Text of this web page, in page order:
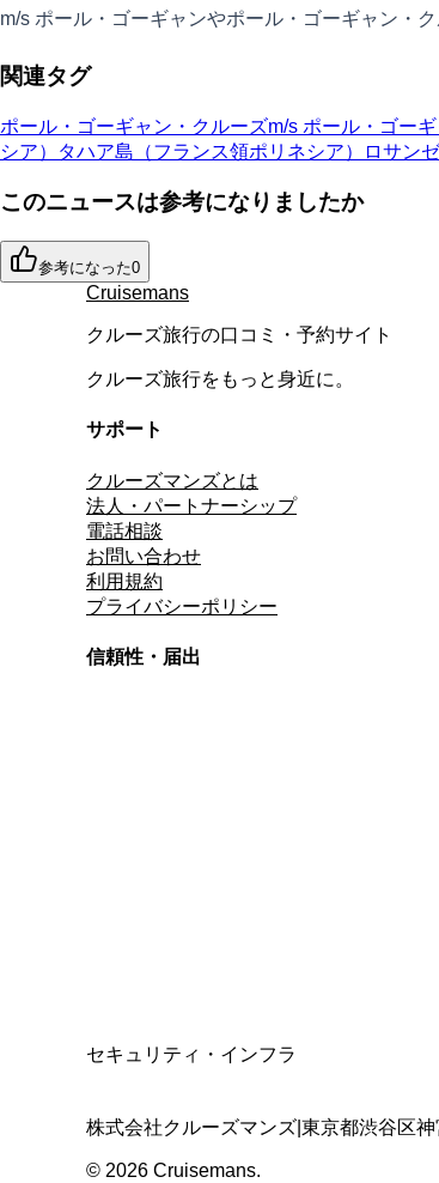
m/s ポール・ゴーギャンやポール・ゴーギャン・
関連タグ
ポール・ゴーギャン・クルーズm/s ポール・ゴー
シア）
タハア島（フランス領ポリネシア） ロサン
このニュースは参考になりましたか
参考になった0
Cruisemans
クルーズ旅行の口コミ・予約サイト
クルーズ旅行をもっと身近に。
サポート
クルーズマンズとは
法人・パートナーシップ
電話相談
お問い合わせ
利用規約
プライバシーポリシー
信頼性・届出
セキュリティ・インフラ
株式会社クルーズマンズ 東京都渋谷区
© 2026 Cruisemans.